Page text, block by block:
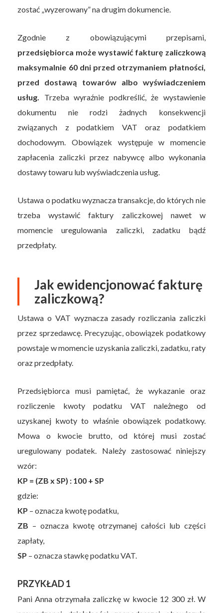
zostać „wyzerowany” na drugim dokumencie.
Zgodnie z obowiązującymi przepisami,
przedsiębiorca może wystawić fakturę zaliczkową
maksymalnie 60 dni przed otrzymaniem płatności,
przed dostawą towarów albo wyświadczeniem
usług.
Trzeba wyraźnie podkreślić, że wystawienie
dokumentu nie rodzi żadnych konsekwencji
związanych z podatkiem VAT oraz podatkiem
dochodowym. Obowiązek występuje w momencie
zapłacenia zaliczki przez nabywcę albo wykonania
dostawy towaru lub wyświadczenia usług.
Ustawa o podatku wyznacza transakcje, do których nie
trzeba wystawić faktury zaliczkowej nawet w
momencie uregulowania zaliczki, zadatku bądź
przedpłaty.
Jak ewidencjonować fakturę
zaliczkową?
Ustawa o VAT wyznacza zasady rozliczania zaliczki
przez sprzedawcę. Precyzując, obowiązek podatkowy
powstaje w momencie uzyskania zaliczki, zadatku, raty
oraz przedpłaty.
Przedsiębiorca musi pamiętać, że wykazanie oraz
rozliczenie kwoty podatku VAT należnego od
uzyskanej kwoty to właśnie obowiązek podatkowy.
Mowa o kwocie brutto, od której musi zostać
uregulowany podatek. Należy zastosować niniejszy
wzór:
KP = (ZB x SP) : 100 + SP
gdzie:
KP – oznacza kwotę podatku,
ZB – oznacza kwotę otrzymanej całości lub części
zapłaty,
SP – oznacza stawkę podatku VAT.
PRZYKŁAD 1
Pani Anna otrzymała zaliczkę w kwocie 12 300 zł. W